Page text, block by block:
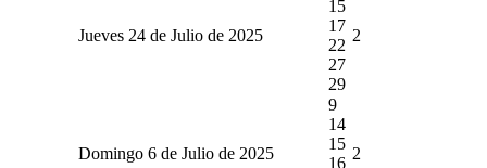
Jueves 24 de Julio de 2025
15
17
22
27
29
2
Domingo 6 de Julio de 2025
9
14
15
16
2